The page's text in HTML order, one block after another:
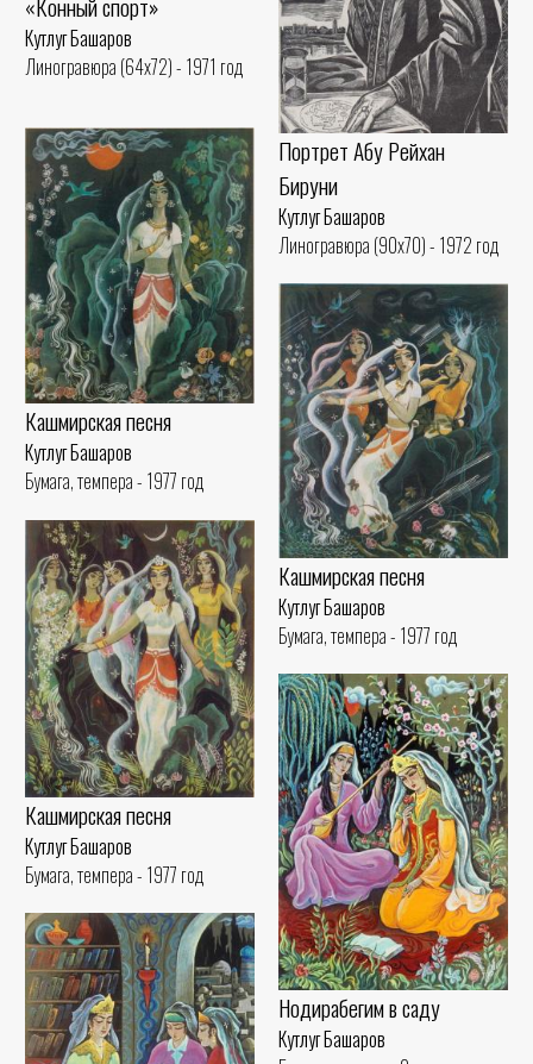
Кутлуг Башаров
Линогравюра (64x72) - 1971 год
Портрет Абу Рейхан
Бируни
Кутлуг Башаров
Линогравюра (90x70) - 1972 год
Кашмирская песня
Кутлуг Башаров
Бумага, темпера - 1977 год
Кашмирская песня
Кутлуг Башаров
Бумага, темпера - 1977 год
Кашмирская песня
Кутлуг Башаров
Бумага, темпера - 1977 год
Нодирабегим в саду
Кутлуг Башаров